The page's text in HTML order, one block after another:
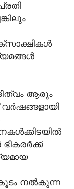
ആരും
വർഷങ്ങളായി
ഭീകരർക്ക്
നൽകുന്ന